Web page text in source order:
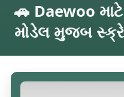
🚗 Daewoo
મોડેલ મુજબ